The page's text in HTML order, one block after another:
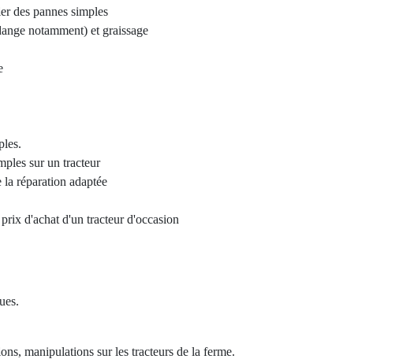
des pannes simples
notamment) et graissage
sur un tracteur
réparation adaptée
d'achat d'un tracteur d'occasion
manipulations sur les tracteurs de la ferme.